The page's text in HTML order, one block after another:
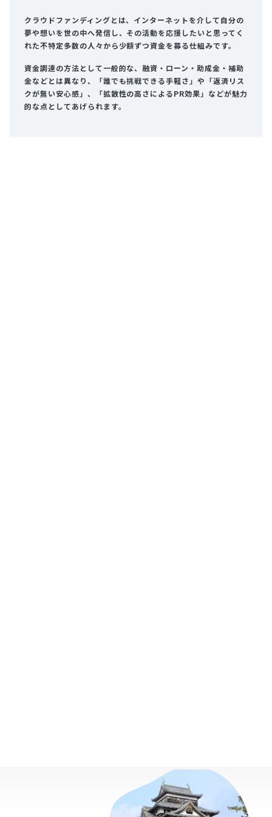
クラウドファンディングとは、インターネットを介して自分の
夢や想いを世の中へ発信し、その活動を応援したいと思ってく
れた不特定多数の人々から少額ずつ資金を募る仕組みです。
資金調達の方法として一般的な、融資・ローン・助成金・補助
金などとは異なり、「誰でも挑戦できる手軽さ」や「返済リス
クが無い安心感」、「拡散性の高さによるPR効果」などが魅力
的な点としてあげられます。